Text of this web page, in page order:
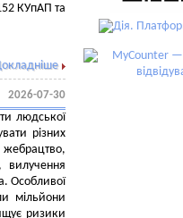
КУпАП та
2026-07-30
людської
різних
жебрацтво,
вилучення
Особливої
мільйони
ризики